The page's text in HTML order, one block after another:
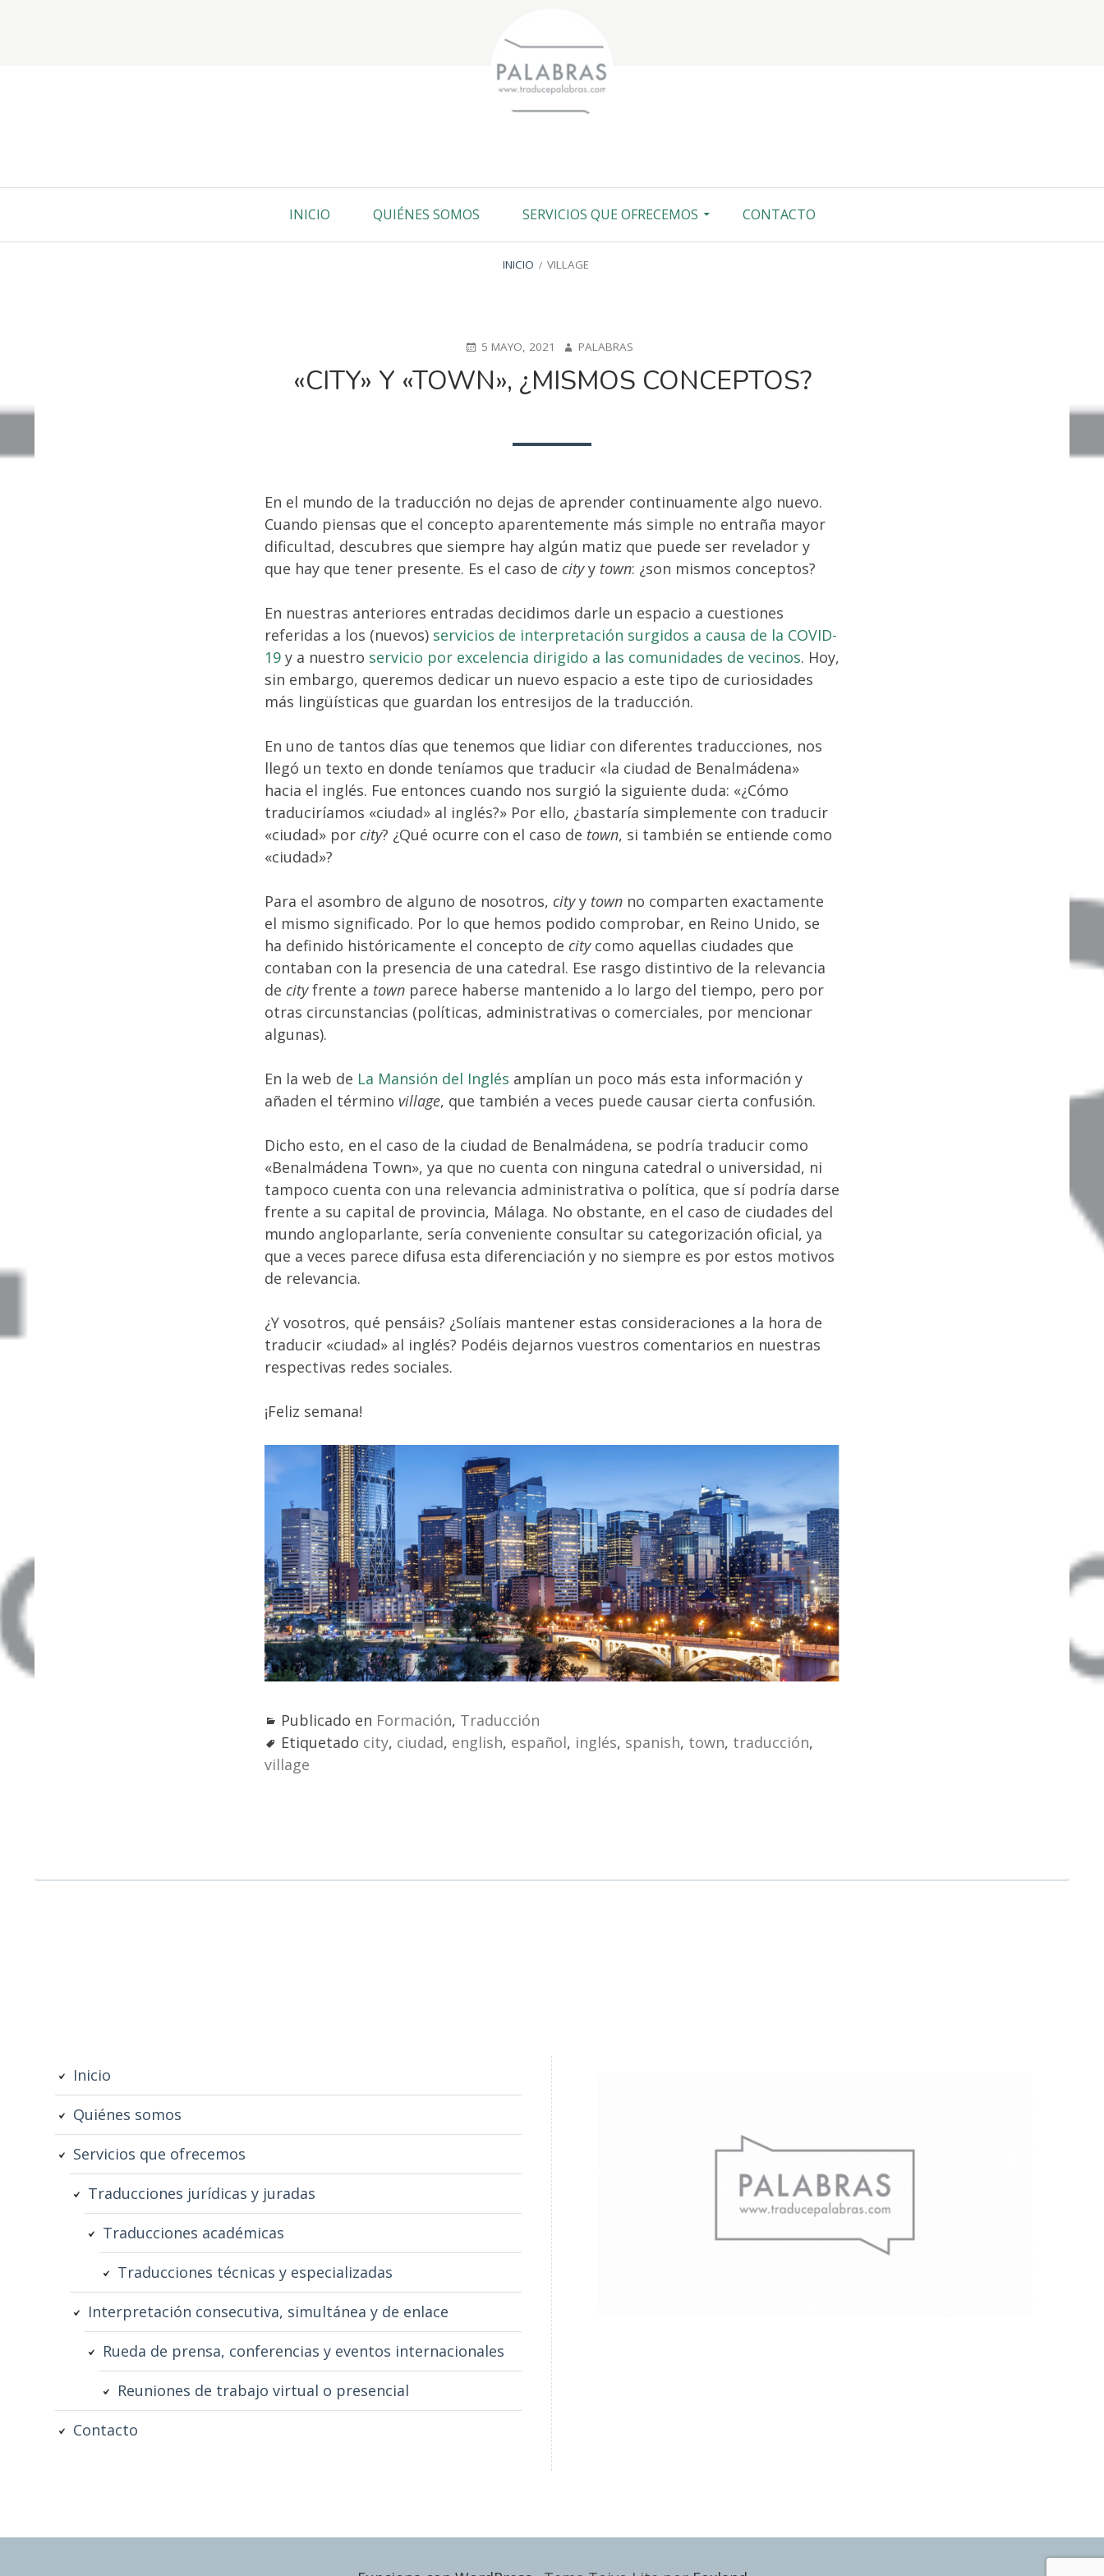
ETIQUETA:VILLAGE
Primario
INICIO QUIÉNES SOMOS SERVICIOS QUE OFRECEMOS CONTACTO
INICIO VILLAGE
PUBLICADO
5 MAYO, 2021 AUTORPALABRAS
«CITY» Y «TOWN», ¿MISMOS CONCEPTOS?
En el mundo de la traducción no dejas de aprender continuamente algo nuevo.
Cuando piensas que el concepto aparentemente más simple no entraña mayor
dificultad, descubres que siempre hay algún matiz que puede ser revelador y
que hay que tener presente. Es el caso de cityy town: ¿son mismos conceptos?
En nuestras anteriores entradas decidimos darle un espacio a cuestiones
referidas a los (nuevos) servicios de interpretación surgidos a causa de la COVID-
19 y a nuestro servicio por excelencia dirigido a las comunidades de vecinos. Hoy,
sin embargo, queremos dedicar un nuevo espacio a este tipo de curiosidades
más lingüísticas que guardan los entresijos de la traducción.
En uno de tantos días que tenemos que lidiar con diferentes traducciones, nos
llegó un texto en donde teníamos que traducir «la ciudad de Benalmádena»
hacia el inglés. Fue entonces cuando nos surgió la siguiente duda: «¿Cómo
traduciríamos «ciudad» al inglés?» Por ello, ¿bastaría simplemente con traducir
«ciudad» por city? ¿Qué ocurre con el caso de town, si también se entiende como
«ciudad»?
Para el asombro de alguno de nosotros, cityy town no comparten exactamente
el mismo significado. Por lo que hemos podido comprobar, en Reino Unido, se
ha definido históricamente el concepto de citycomo aquellas ciudades que
contaban con la presencia de una catedral. Ese rasgo distintivo de la relevancia
de cityfrente a town parece haberse mantenido a lo largo del tiempo, pero por
otras circunstancias (políticas, administrativas o comerciales, por mencionar
algunas).
En la web de La Mansión del Inglés amplían un poco más esta información y
añaden el término village, que también a veces puede causar cierta confusión.
Dicho esto, en el caso de la ciudad de Benalmádena, se podría traducir como
«Benalmádena Town», ya que no cuenta con ninguna catedral o universidad, ni
tampoco cuenta con una relevancia administrativa o política, que sí podría darse
frente a su capital de provincia, Málaga. No obstante, en el caso de ciudades del
mundo angloparlante, sería conveniente consultar su categorización oficial, ya
que a veces parece difusa esta diferenciación y no siempre es por estos motivos
de relevancia.
¿Y vosotros, qué pensáis? ¿Solíais mantener estas consideraciones a la hora de
traducir «ciudad» al inglés? Podéis dejarnos vuestros comentarios en nuestras
respectivas redes sociales.
¡Feliz semana!
Publicado en Formación, Traducción
Etiquetado city, ciudad, english, español, inglés, spanish, town, traducción,
village
Barra
lateral
subsidiaria
Inicio
Quiénes somos
Servicios que ofrecemos
Traducciones jurídicas y juradas
Traducciones académicas
Traducciones técnicas y especializadas
Interpretación consecutiva, simultánea y de enlace
Rueda de prensa, conferencias y eventos internacionales
Reuniones de trabajo virtual o presencial
Contacto